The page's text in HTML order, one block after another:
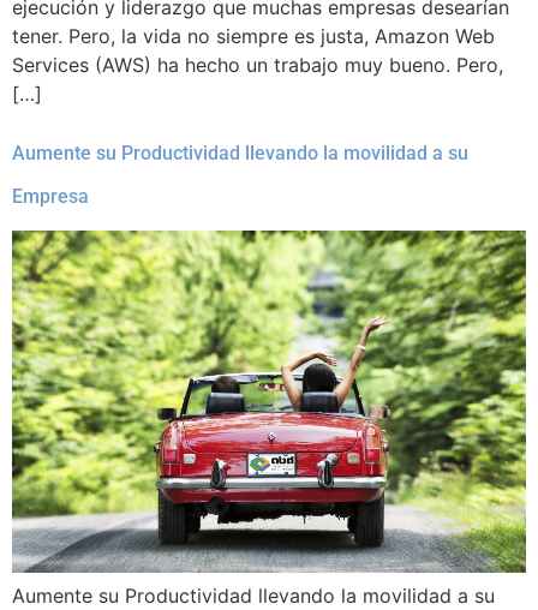
ejecución y liderazgo que muchas empresas desearían
tener. Pero, la vida no siempre es justa, Amazon Web
Services (AWS) ha hecho un trabajo muy bueno. Pero,
[…]
Aumente su Productividad llevando la movilidad a su
Empresa
Aumente su Productividad llevando la movilidad a su